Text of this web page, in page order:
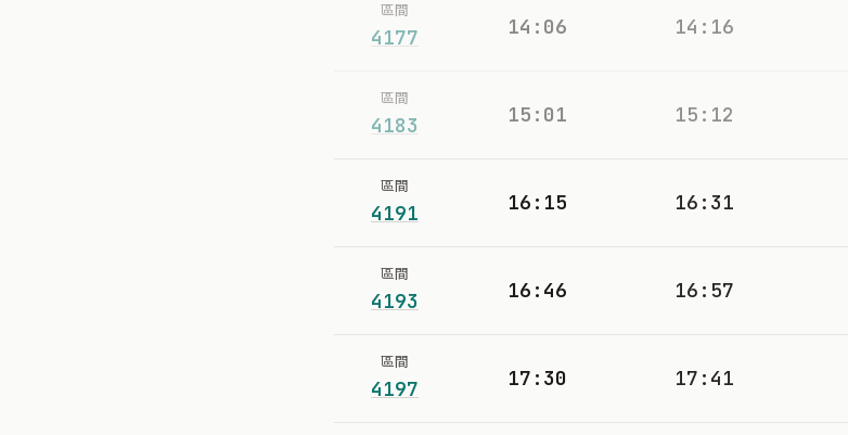
區間
4177 14:06 14:16
區間
4183 15:01 15:12
區間
4191 16:15 16:31
區間
4193 16:46 16:57
區間
4197 17:30 17:41